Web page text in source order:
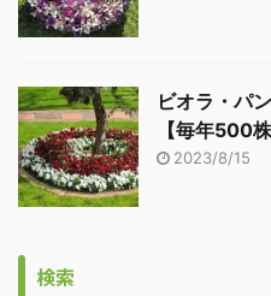
ビオラ・パ
【毎年500
2023/8/15
検索